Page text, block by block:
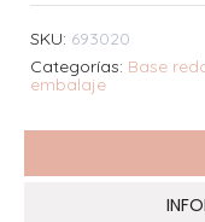
SKU: 693020
Categorías: Base
embalaje